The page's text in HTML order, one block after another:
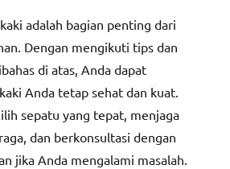
adalah bagian penting dari
Dengan mengikuti tips dan
di atas, Anda dapat
Anda tetap sehat dan kuat.
sepatu yang tepat, menjaga
dan berkonsultasi dengan
jika Anda mengalami masalah.